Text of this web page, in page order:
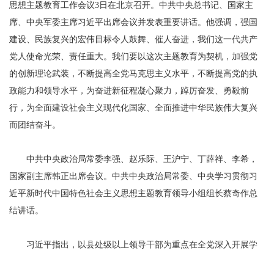
思想主题教育工作会议3日在北京召开。中共中央总书记、国家主
席、中央军委主席习近平出席会议并发表重要讲话。他强调，强国
建设、民族复兴的宏伟目标令人鼓舞、催人奋进，我们这一代共产
党人使命光荣、责任重大。我们要以这次主题教育为契机，加强党
的创新理论武装，不断提高全党马克思主义水平，不断提高党的执
政能力和领导水平，为奋进新征程凝心聚力，踔厉奋发、勇毅前
行，为全面建设社会主义现代化国家、全面推进中华民族伟大复兴
而团结奋斗。
中共中央政治局常委李强、赵乐际、王沪宁、丁薛祥、李希，
国家副主席韩正出席会议。中共中央政治局常委、中央学习贯彻习
近平新时代中国特色社会主义思想主题教育领导小组组长蔡奇作总
结讲话。
习近平指出，以县处级以上领导干部为重点在全党深入开展学